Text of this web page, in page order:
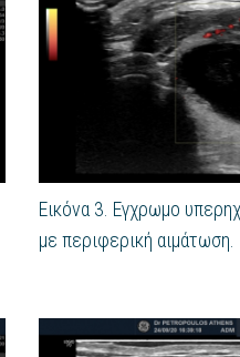
Εικόνα 3. Εγχρωμο
με περιφερική αιμάτωση.